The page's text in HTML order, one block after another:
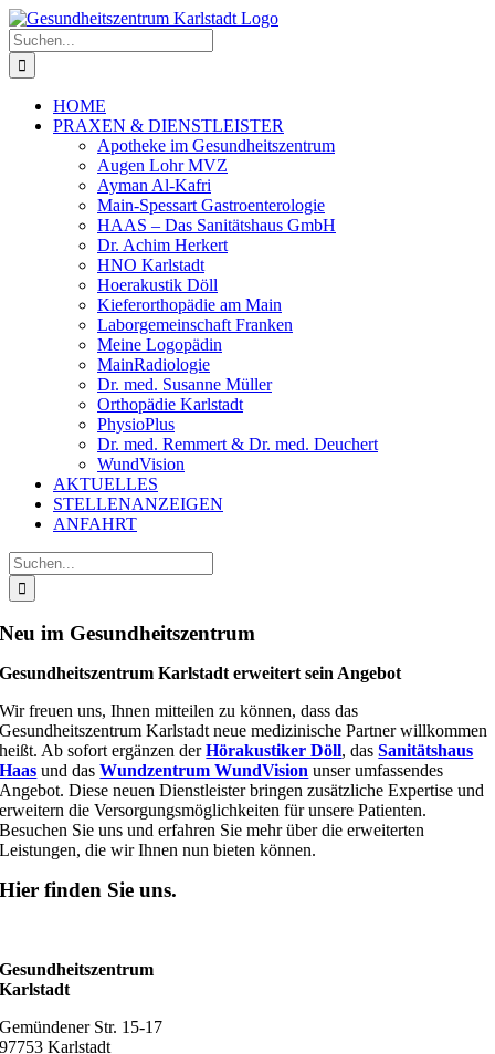
Zum
Inhalt
springen
Suche
nach:
HOME
PRAXEN & DIENSTLEISTER
Apotheke im Gesundheitszentrum
Augen Lohr MVZ
Ayman Al-Kafri
Main-Spessart Gastroenterologie
HAAS – Das Sanitätshaus GmbH
Dr. Achim Herkert
HNO Karlstadt
Hoerakustik Döll
Kieferorthopädie am Main
Laborgemeinschaft Franken
Meine Logopädin
MainRadiologie
Dr. med. Susanne Müller
Orthopädie Karlstadt
PhysioPlus
Dr. med. Remmert & Dr. med. Deuchert
WundVision
AKTUELLES
STELLENANZEIGEN
ANFAHRT
Suche
nach:
Neu im Gesundheitszentrum
Gesundheitszentrum Karlstadt erweitert sein Angebot
Wir freuen uns, Ihnen mitteilen zu können, dass das
Gesundheitszentrum Karlstadt neue medizinische Partner willkommen
heißt. Ab sofort ergänzen derHörakustiker Döll, dasSanitätshaus
Haas und dasWundzentrum WundVision unser umfassendes
Angebot. Diese neuen Dienstleister bringen zusätzliche Expertise und
erweitern die Versorgungsmöglichkeiten für unsere Patienten.
Besuchen Sie uns und erfahren Sie mehr über die erweiterten
Leistungen, die wir Ihnen nun bieten können.
Hier finden Sie uns.
Gesundheitszentrum
Karlstadt
Gemündener Str. 15-17
97753 Karlstadt